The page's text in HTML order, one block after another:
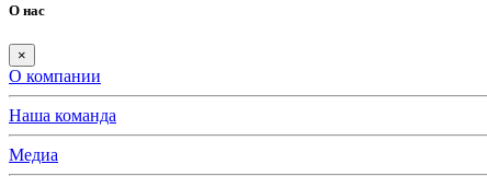
О нас
×
О компании
Наша команда
Медиа